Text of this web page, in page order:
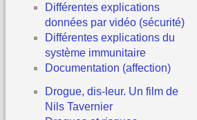
Différentes explications
données par vidéo (sécurité)
Différentes explications du
système immunitaire
Documentation (affection)
Drogue, dis-leur. Un film de
Nils Tavernier